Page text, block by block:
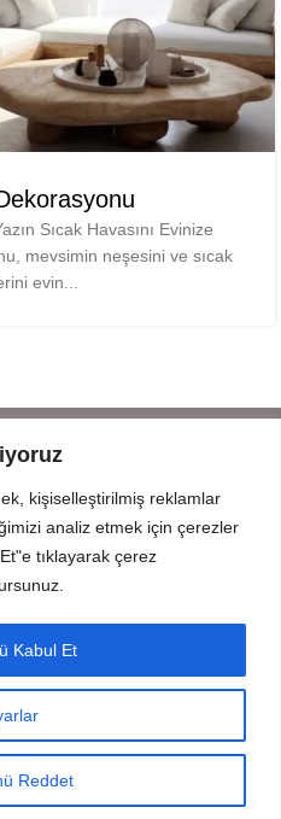
kişiselleştirilmiş reklamlar
analiz etmek için çerezler
tıklayarak çerez
Reddet
Kabul Et
Sıcak Havasını Evinize
mevsimin neşesini ve sıcak
evin...
Istanbul
tarafından oluşturuldu.